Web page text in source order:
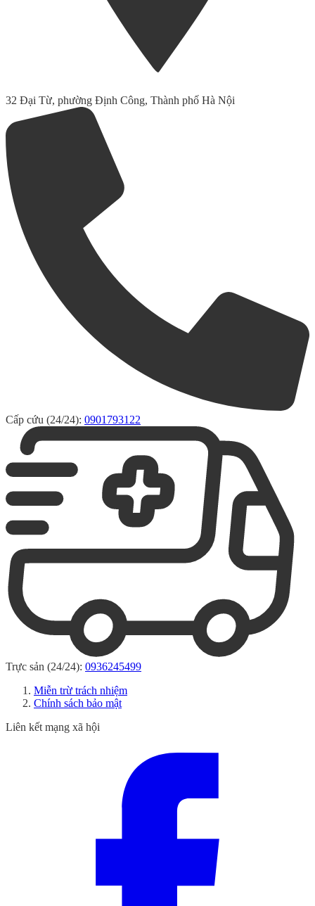
32 Đại Từ, phường Định Công, Thành phố Hà Nội
Cấp cứu (24/24): 0901793122
Trực sản (24/24): 0936245499
Miễn trừ trách nhiệm
Chính sách bảo mật
Liên kết mạng xã hội